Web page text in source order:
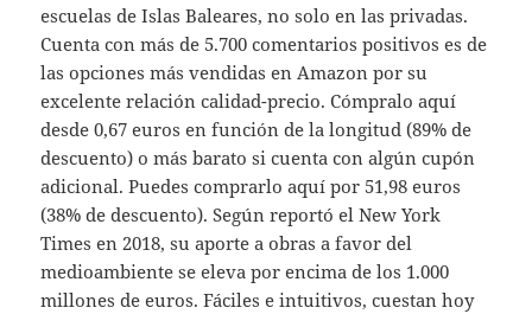
escuelas de Islas Baleares, no solo en las privadas.
Cuenta con más de 5.700 comentarios positivos es de
las opciones más vendidas en Amazon por su
excelente relación calidad-precio. Cómpralo aquí
desde 0,67 euros en función de la longitud (89% de
descuento) o más barato si cuenta con algún cupón
adicional. Puedes comprarlo aquí por 51,98 euros
(38% de descuento). Según reportó el New York
Times en 2018, su aporte a obras a favor del
medioambiente se eleva por encima de los 1.000
millones de euros. Fáciles e intuitivos, cuestan hoy